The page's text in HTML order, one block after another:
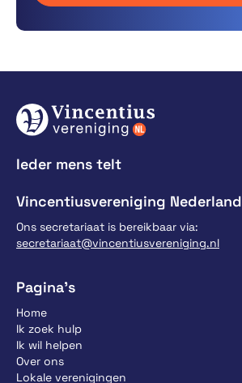
Ieder mens telt
Vincentiusvereniging Nederland
Ons secretariaat is bereikbaar via:
secretariaat@vincentiusvereniging.nl
Pagina’s
Home
Ik zoek hulp
Ik wil helpen
Over ons
Lokale verenigingen